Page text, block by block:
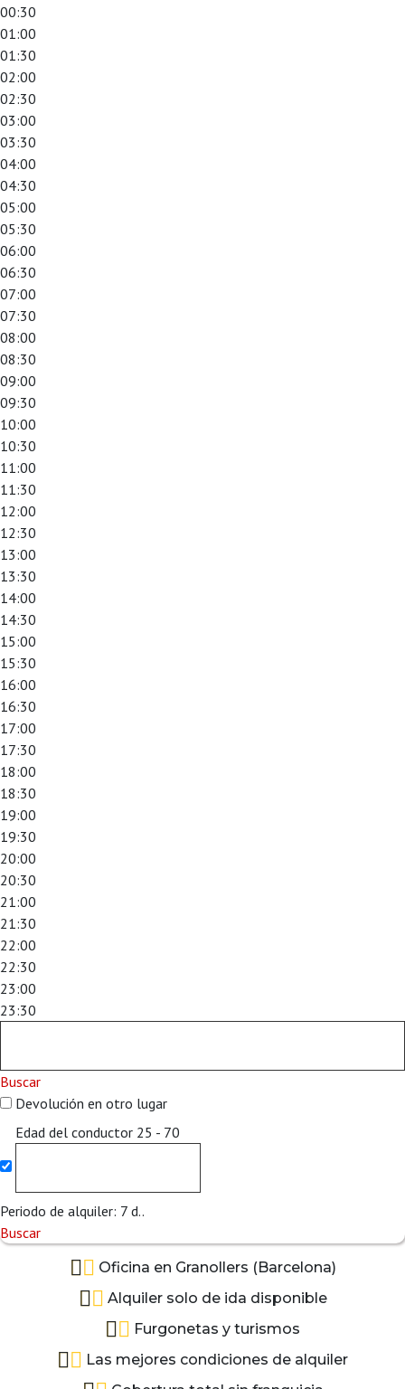
00:30
01:00
01:30
02:00
02:30
03:00
03:30
04:00
04:30
05:00
05:30
06:00
06:30
07:00
07:30
08:00
08:30
09:00
09:30
10:00
10:30
11:00
11:30
12:00
12:30
13:00
13:30
14:00
14:30
15:00
15:30
16:00
16:30
17:00
17:30
18:00
18:30
19:00
19:30
20:00
20:30
21:00
21:30
22:00
22:30
23:00
23:30
Buscar
Devolución en otro lugar
Edad del conductor 25 - 70
Periodo de alquiler: 7 d..
Buscar
Oficina en Granollers (Barcelona)
Alquiler solo de ida disponible
Furgonetas y turismos
Las mejores condiciones de alquiler